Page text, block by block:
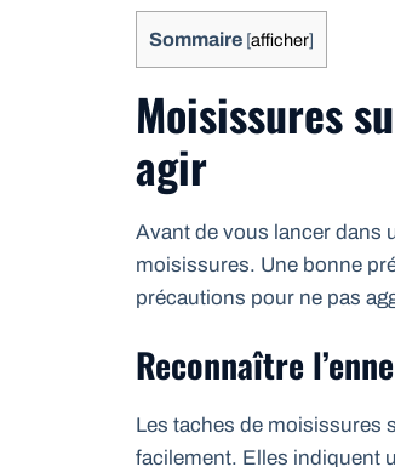
Sommaire [afficher]
Moisissures
agir
Avant de vous lancer dans
moisissures. Une bonne
précautions pour ne pas
Reconnaître
Les taches de moisissures
facilement. Elles indiquent